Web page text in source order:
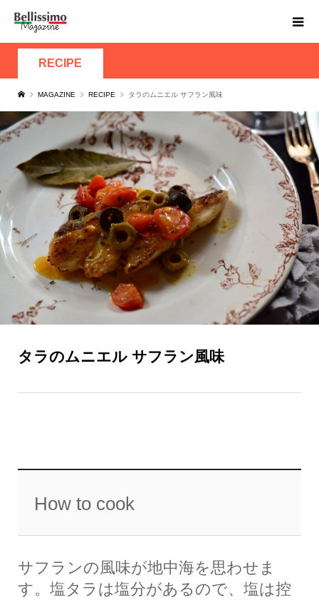
RECIPE
MAGAZINE RECIPE タラのムニエル サフラン風味
タラのムニエル サフラン風味
How to cook
サフランの風味が地中海を思わせま
す。塩タラは塩分があるので、塩は控